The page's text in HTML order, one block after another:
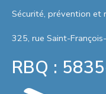
Sécurité, prévention et
325, rue Saint-
RBQ :